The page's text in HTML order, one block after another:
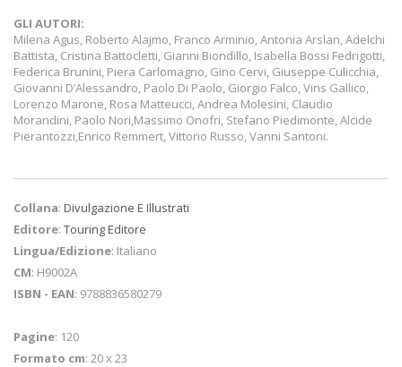
GLI AUTORI:
Milena Agus, Roberto Alajmo, Franco Arminio, Antonia Arslan, Adelchi
Battista, Cristina Battocletti, Gianni Biondillo, Isabella Bossi Fedrigotti,
Federica Brunini, Piera Carlomagno, Gino Cervi, Giuseppe Culicchia,
Giovanni D’Alessandro, Paolo Di Paolo, Giorgio Falco, Vins Gallico,
Lorenzo Marone, Rosa Matteucci, Andrea Molesini, Claudio
Morandini, Paolo Nori,Massimo Onofri, Stefano Piedimonte, Alcide
Pierantozzi,Enrico Remmert, Vittorio Russo, Vanni Santoni.
Collana: Divulgazione E Illustrati
Editore: Touring Editore
Lingua/Edizione: Italiano
CM: H9002A
ISBN - EAN: 9788836580279
Pagine: 120
Formato cm: 20 x 23